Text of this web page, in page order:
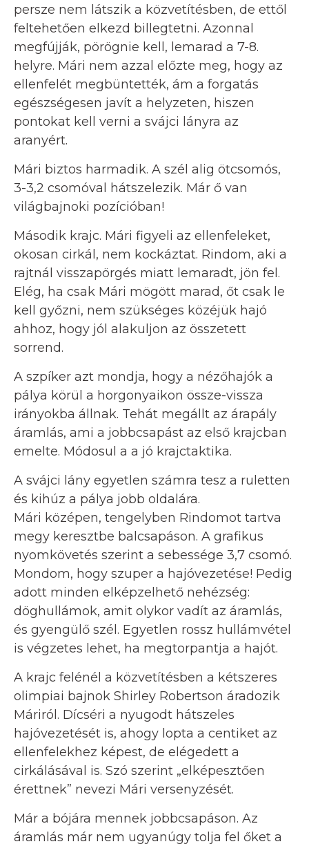
persze nem látszik a közvetítésben, de ettől
feltehetően elkezd billegtetni. Azonnal
megfújják, pörögnie kell, lemarad a 7-8.
helyre. Mári nem azzal előzte meg, hogy az
ellenfelét megbüntették, ám a forgatás
egészségesen javít a helyzeten, hiszen
pontokat kell verni a svájci lányra az
aranyért.
Mári biztos harmadik. A szél alig ötcsomós,
3-3,2 csomóval hátszelezik. Már ő van
világbajnoki pozícióban!
Második krajc. Mári figyeli az ellenfeleket,
okosan cirkál, nem kockáztat. Rindom, aki a
rajtnál visszapörgés miatt lemaradt, jön fel.
Elég, ha csak Mári mögött marad, őt csak le
kell győzni, nem szükséges közéjük hajó
ahhoz, hogy jól alakuljon az összetett
sorrend.
A szpíker azt mondja, hogy a nézőhajók a
pálya körül a horgonyaikon össze-vissza
irányokba állnak. Tehát megállt az árapály
áramlás, ami a jobbcsapást az első krajcban
emelte. Módosul a a jó krajctaktika.
A svájci lány egyetlen számra tesz a ruletten
és kihúz a pálya jobb oldalára.
Mári középen, tengelyben Rindomot tartva
megy keresztbe balcsapáson. A grafikus
nyomkövetés szerint a sebessége 3,7 csomó.
Mondom, hogy szuper a hajóvezetése! Pedig
adott minden elképzelhető nehézség:
döghullámok, amit olykor vadít az áramlás,
és gyengülő szél. Egyetlen rossz hullámvétel
is végzetes lehet, ha megtorpantja a hajót.
A krajc felénél a közvetítésben a kétszeres
olimpiai bajnok Shirley Robertson áradozik
Máriról. Dícséri a nyugodt hátszeles
hajóvezetését is, ahogy lopta a centiket az
ellenfelekhez képest, de elégedett a
cirkálásával is. Szó szerint „elképesztően
érettnek” nevezi Mári versenyzését.
Már a bójára mennek jobbcsapáson. Az
áramlás már nem ugyanúgy tolja fel őket a